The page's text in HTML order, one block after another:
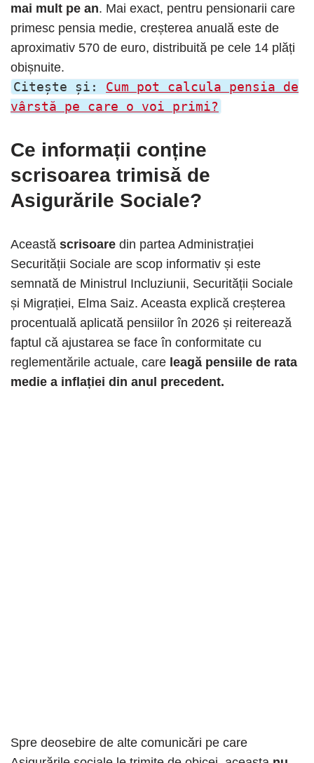
mai mult pe an. Mai exact, pentru pensionarii care
primesc pensia medie, creșterea anuală este de
aproximativ 570 de euro, distribuită pe cele 14 plăți
obișnuite.
Citește și: Cum pot calcula pensia de
vârstă pe care o voi primi?
Ce informații conține
scrisoarea trimisă de
Asigurările Sociale?
Această scrisoare din partea Administrației
Securității Sociale are scop informativ și este
semnată de Ministrul Incluziunii, Securității Sociale
și Migrației, Elma Saiz. Aceasta explică creșterea
procentuală aplicată pensiilor în 2026 și reiterează
faptul că ajustarea se face în conformitate cu
reglementările actuale, care leagă pensiile de rata
medie a inflației din anul precedent.
Spre deosebire de alte comunicări pe care